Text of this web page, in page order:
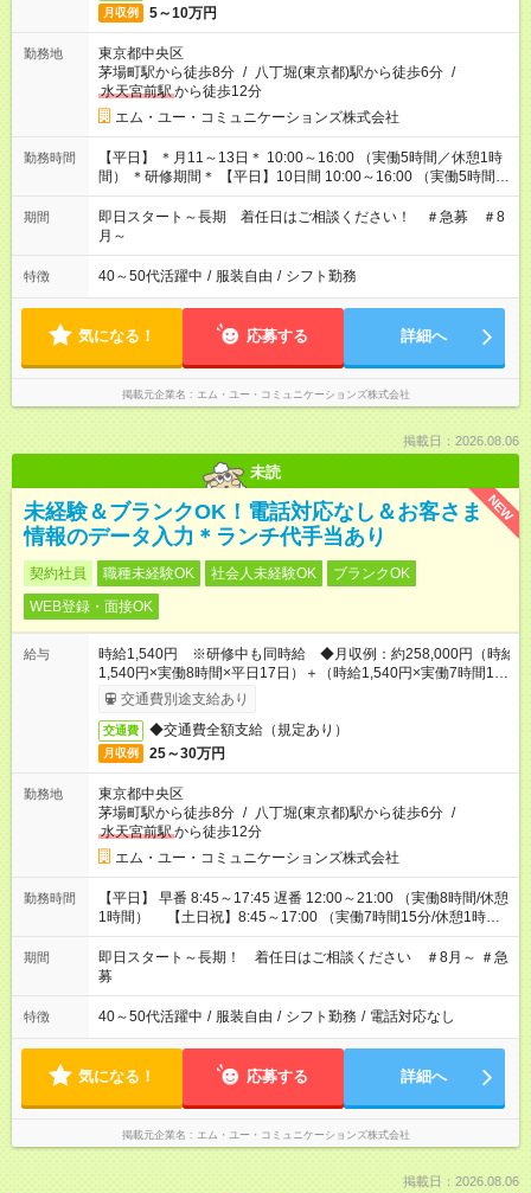
月収例 5～10万円
勤務地
東京都中央区
茅場町駅から徒歩8分 / 八丁堀(東京都)駅から徒歩6分 /
水天宮前駅から徒歩12分
エム・ユー・コミュニケーションズ株式会社
勤務時間
【平日】 ＊月11～13日＊ 10:00～16:00 （実働5時間／休憩1時
間） ＊研修期間＊ 【平日】10日間 10:00～16:00 （実働5時間/
休憩1時間）
期間
即日スタート～長期 着任日はご相談ください！ ＃急募 ＃8
月～
特徴 40～50代活躍中 / 服装自由 / シフト勤務
気になる！ 応募する 詳細へ
掲載元企業名 エム・ユー・コミュニケーションズ株式会社
掲載日：2026.08.06
未読
NEW
未経験＆ブランクOK！電話対応なし＆お客さま
情報のデータ入力＊ランチ代手当あり
契約社員 職種未経験OK 社会人未経験OK
ブランクOK
WEB登録・面接OK
給与
時給1,540円 ※研修中も同時給 ◆月収例：約258,000円（時給
1,540円×実働8時間×平日17日）＋（時給1,540円×実働7時間15
分×土日祝4日）+昼食手当4,000円
交通費別途支給あり
交通費 ◆交通費全額支給（規定あり）
月収例 25～30万円
勤務地
東京都中央区
茅場町駅から徒歩8分 / 八丁堀(東京都)駅から徒歩6分 /
水天宮前駅から徒歩12分
エム・ユー・コミュニケーションズ株式会社
勤務時間
【平日】 早番 8:45～17:45 遅番 12:00～21:00 （実働8時間/休憩
1時間） 【土日祝】8:45～17:00 （実働7時間15分/休憩1時
間） ●研修期間：1～2ヶ月 【平日】8:45～17:45 （実働8時間/休
憩1時間）
期間
即日スタート～長期！ 着任日はご相談ください ＃8月～ ＃急
募
特徴 40～50代活躍中 / 服装自由 / シフト勤務 / 電話対応なし
気になる！ 応募する 詳細へ
掲載元企業名 エム・ユー・コミュニケーションズ株式会社
掲載日：2026.08.06